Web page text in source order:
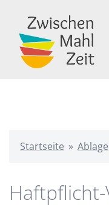
springen
Startseite » Ablage